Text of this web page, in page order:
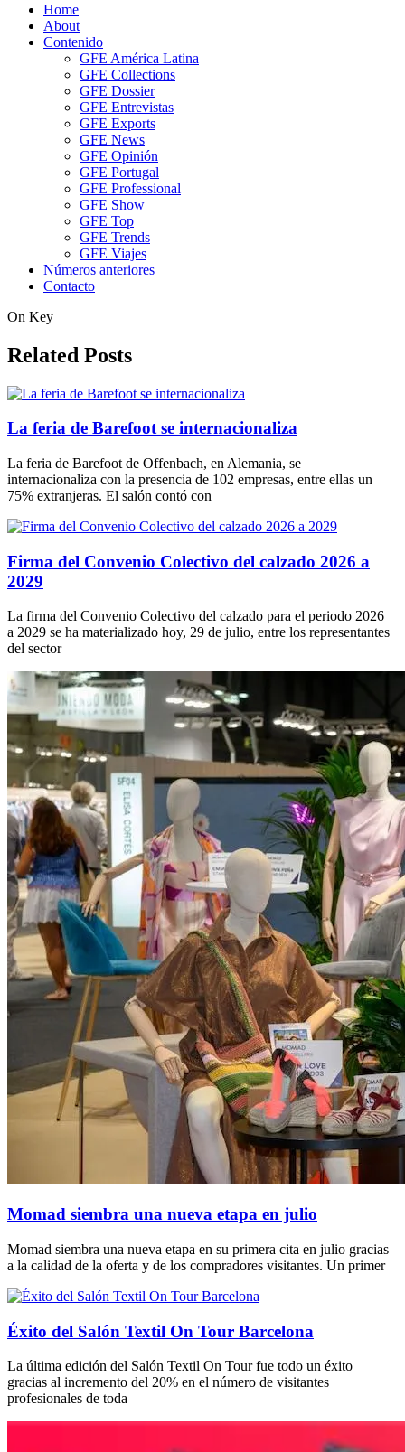
Home
About
Contenido
GFE América Latina
GFE Collections
GFE Dossier
GFE Entrevistas
GFE Exports
GFE News
GFE Opinión
GFE Portugal
GFE Professional
GFE Show
GFE Top
GFE Trends
GFE Viajes
Números anteriores
Contacto
On Key
Related Posts
La feria de Barefoot se internacionaliza
La feria de Barefoot de Offenbach, en Alemania, se
internacionaliza con la presencia de 102 empresas, entre ellas un
75% extranjeras. El salón contó con
Firma del Convenio Colectivo del calzado 2026 a
2029
La firma del Convenio Colectivo del calzado para el periodo 2026
a 2029 se ha materializado hoy, 29 de julio, entre los representantes
del sector
Momad siembra una nueva etapa en julio
Momad siembra una nueva etapa en su primera cita en julio gracias
a la calidad de la oferta y de los compradores visitantes. Un primer
Éxito del Salón Textil On Tour Barcelona
La última edición del Salón Textil On Tour fue todo un éxito
gracias al incremento del 20% en el número de visitantes
profesionales de toda